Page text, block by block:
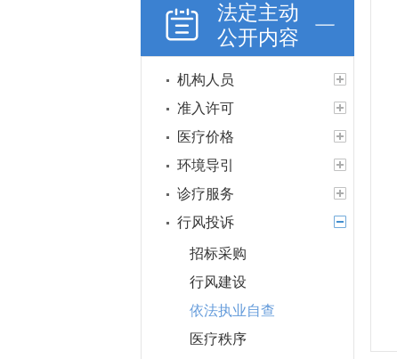
法定主动
公开内容
机构人员
准入许可
医疗价格
环境导引
诊疗服务
行风投诉
招标采购
行风建设
依法执业自查
医疗秩序